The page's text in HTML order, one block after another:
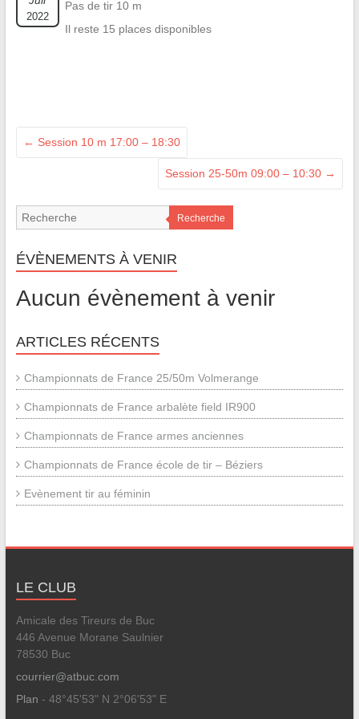
2022
Pas de tir 10 m
Il reste 15 places disponibles
← Session 10 m 17:00 – 18:30
Session 25-50m 09:00 – 10:30 →
Recherche
ÉVÈNEMENTS À VENIR
Aucun évènement à venir
ARTICLES RÉCENTS
Championnats de France 25/50m Volmerange
Championnats de France arbalète field IR900
Championnats de France armes anciennes
Championnats de France école de tir – Béziers
Evènement tir au féminin
LE CLUB
Amicale des Tireurs de Buc
446 Avenue Morane Saulnier
78530 Buc
courrier@atbuc.com
Plan - 48°45'53" N 2°06'53" E